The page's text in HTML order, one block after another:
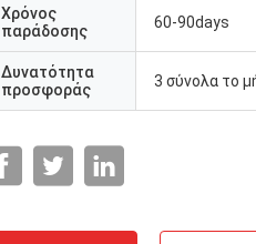
Χρόνος
παράδοσης
60-90days
Δυνατότητα
προσφοράς
3 σύνολα το